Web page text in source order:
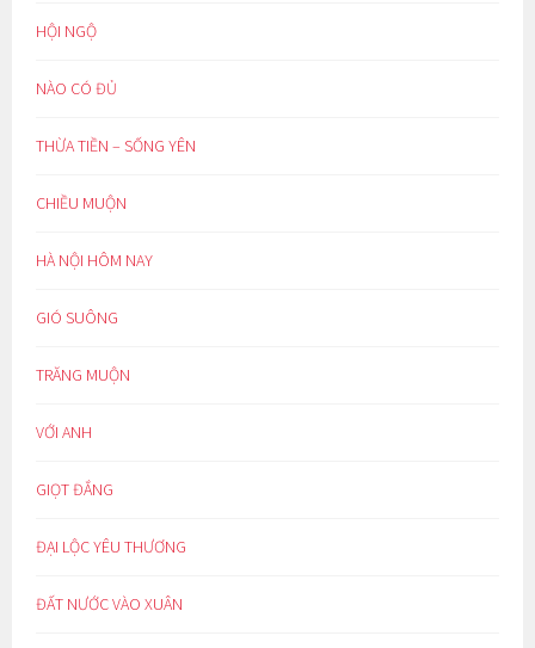
HỘI NGỘ
NÀO CÓ ĐỦ
THỪA TIỀN – SỐNG YÊN
CHIỀU MUỘN
HÀ NỘI HÔM NAY
GIÓ SUÔNG
TRĂNG MUỘN
VỚI ANH
GIỌT ĐẮNG
ĐẠI LỘC YÊU THƯƠNG
ĐẤT NƯỚC VÀO XUÂN